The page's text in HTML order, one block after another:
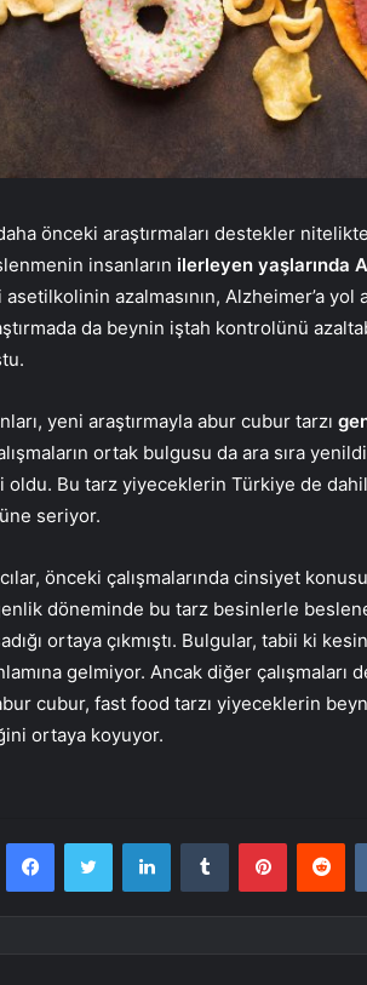
önceki araştırmaları destekler
insanların ilerleyen yaşlarında
azalmasının, Alzheimer’a
da beynin iştah kontrolünü
yeni araştırmayla abur cubur tarzı
ortak bulgusu da ara sıra
oldu. Bu tarz yiyeceklerin Türkiye de
seriyor.
önceki çalışmalarında cinsiyet
döneminde bu tarz besinlerle
ortaya çıkmıştı. Bulgular, tabii ki
gelmiyor. Ancak diğer
cubur, fast food tarzı yiyeceklerin
ortaya koyuyor.
FacebookTwitter LinkedInTumblr Pinterest